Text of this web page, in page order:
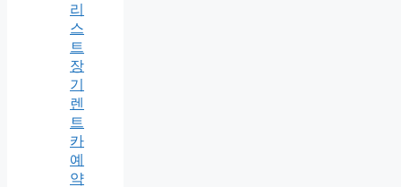
리
스
트
장
기
렌
트
카
예
약